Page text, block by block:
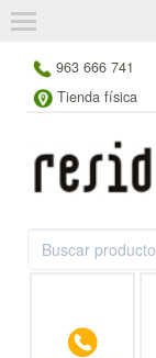
963 666 741
Tienda física